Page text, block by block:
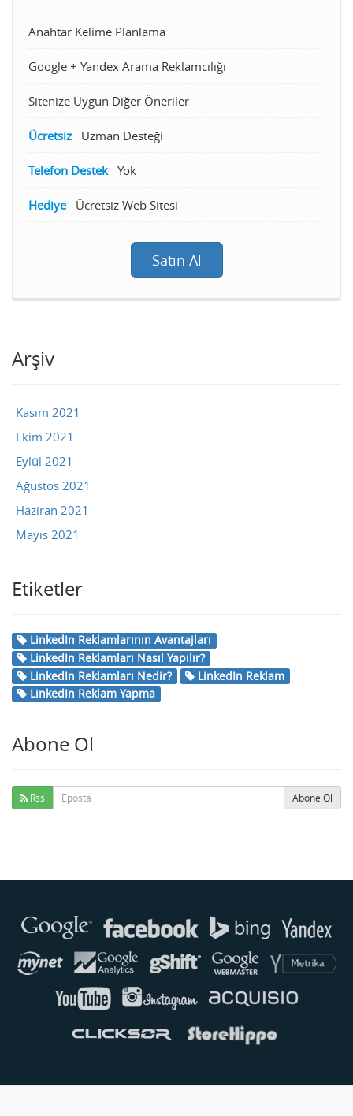
Anahtar Kelime Planlama
Google + Yandex Arama Reklamcılığı
Sitenize Uygun Diğer Öneriler
Ücretsiz Uzman Desteği
Telefon Destek Yok
Hediye Ücretsiz Web Sitesi
Satın Al
Arşiv
Kasım 2021
Ekim 2021
Eylül 2021
Ağustos 2021
Haziran 2021
Mayıs 2021
Etiketler
LinkedIn Reklamlarının Avantajları
LinkedIn Reklamları Nasıl Yapılır?
LinkedIn Reklamları Nedir?
LinkedIn Reklam
LinkedIn Reklam Yapma
Abone Ol
Rss Abone Ol